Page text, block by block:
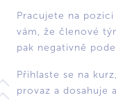
Pracujete na
vám, že členové
pak negativně
Přihlaste se na
provaz a dosahuje